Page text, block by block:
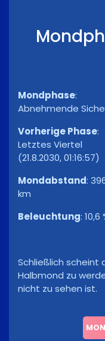
Mondphase:
Abnehmende
Vorherige Phase:
Letztes Viertel
(21.8.2030, 01:16:57)
Mondabstand:
km
Beleuchtung: 10,6
Schließlich scheint
Halbmond zu
nicht zu sehen ist.